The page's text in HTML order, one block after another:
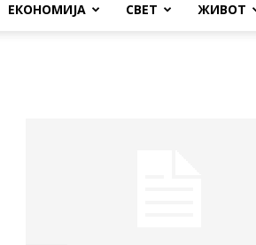
ЕКОНОМИЈА СВЕТ ЖИВОТ